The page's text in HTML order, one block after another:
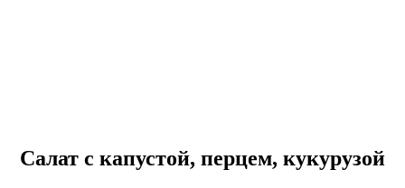
Салат с капустой, перцем, кукурузой